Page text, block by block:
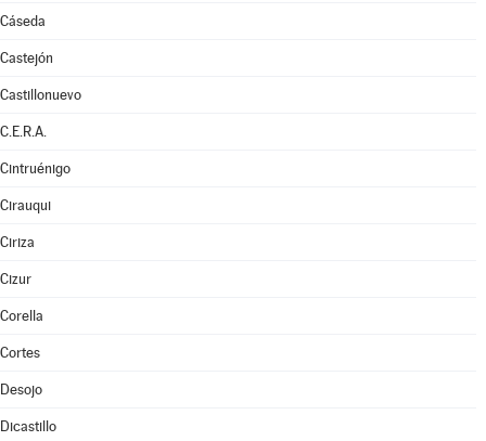
Cáseda
Castejón
Castillonuevo
C.E.R.A.
Cintruénigo
Cirauqui
Ciriza
Cizur
Corella
Cortes
Desojo
Dicastillo